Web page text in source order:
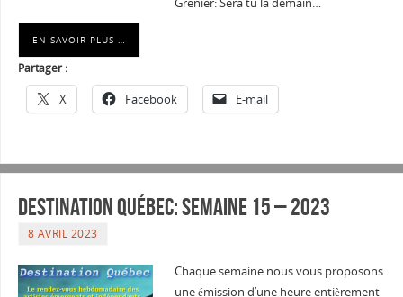
Grenier: Sera tu la demain…
EN SAVOIR PLUS …
Partager :
X Facebook E-mail
Destination Québec: Semaine 15 – 2023
8 AVRIL 2023
Chaque semaine nous vous proposons
une émission d’une heure entièrement